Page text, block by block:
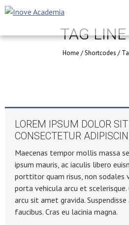
TAG
Home /Shortcodes /
LOREM IPSUM DOLOR
CONSECTETUR
Maecenas tempor mollis massa
ipsum mauris, ac iaculis libero
porttitor quam risus, non sodales
porta vehicula arcu et
arcu sit amet gravida.
faucibus. Cras eu lacinia magna.